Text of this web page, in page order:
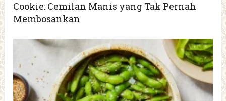
Cookie: Cemilan Manis yang Tak Pernah
Membosankan